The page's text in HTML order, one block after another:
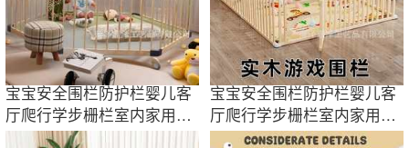
宝宝安全围栏防护栏婴儿客
厅爬行学步栅栏室内家用爬
垫儿童游戏栏
宝宝安全围栏防护栏婴儿客
厅爬行学步栅栏室内家用爬
垫儿童游戏栏